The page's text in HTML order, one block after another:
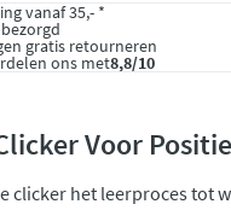
vanaf 35,- *
gratis retourneren
ons met8,8/10
Voor
clicker het leerproces tot